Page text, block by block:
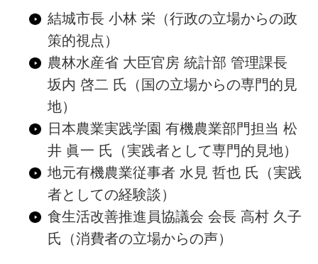
結城市長 小林 栄（行政の立場からの政
策的視点）
農林水産省 大臣官房 統計部 管理課長
坂内 啓二 氏（国の立場からの専門的見
地）
日本農業実践学園 有機農業部門担当 松
井 眞一 氏（実践者として専門的見地）
地元有機農業従事者 水見 哲也 氏（実践
者としての経験談）
食生活改善推進員協議会 会長 高村 久子
氏（消費者の立場からの声）